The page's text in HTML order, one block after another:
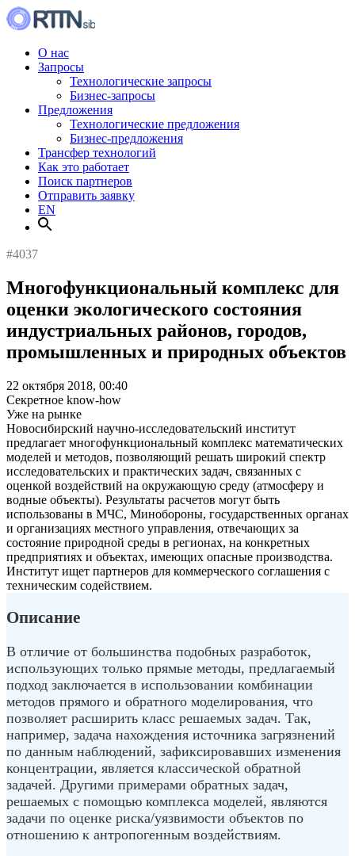
О нас
Запросы
Технологические запросы
Бизнес-запросы
Предложения
Технологические предложения
Бизнес-предложения
Трансфер технологий
Как это работает
Поиск партнеров
Отправить заявку
EN
#4037
Многофункциональный комплекс для
оценки экологического состояния
индустриальных районов, городов,
промышленных и природных объектов
22 октября 2018, 00:40
Секретное know-how
Уже на рынке
Новосибирский научно-исследовательский институт
предлагает многофункциональный комплекс математических
моделей и методов, позволяющий решать широкий спектр
исследовательских и практических задач, связанных с
оценкой воздействий на окружающую среду (атмосферу и
водные объекты). Результаты расчетов могут быть
использованы в МЧС, Минобороны, государственных органах
и организациях местного управления, отвечающих за
состояние природной среды в регионах, на конкретных
предприятиях и объектах, имеющих опасные производства.
Институт ищет партнеров для коммерческого соглашения с
техническим содействием.
Описание
В отличие от большинства подобных разработок,
использующих только прямые методы, предлагаемый
подход заключается в использовании комбинации
методов прямого и обратного моделирования, что
позволяет расширить класс решаемых задач. Так,
например, задача нахождения источника загрязнений
по данным наблюдений, зафиксировавших изменения
концентрации, является классической обратной
задачей. Другими примерами обратных задач,
решаемых с помощью комплекса моделей, являются
задачи по оценке риска/уязвимости объектов по
отношению к антропогенным воздействиям.